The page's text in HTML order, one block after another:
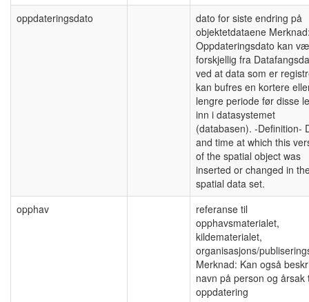
oppdateringsdato
dato for siste endring på
objektetdataene
Oppdateringsdato kan
forskjellig fra
ved at data som er
kan bufres en kortere
lengre periode før disse
inn i datasystemet
(databasen). -Definition-
and time at which this
of the spatial object was
inserted or changed in
spatial data set.
opphav
referanse til
opphavsmaterialet,
kildematerialet,
organisasjons/
Merknad: Kan også
navn på person og årsak
oppdatering